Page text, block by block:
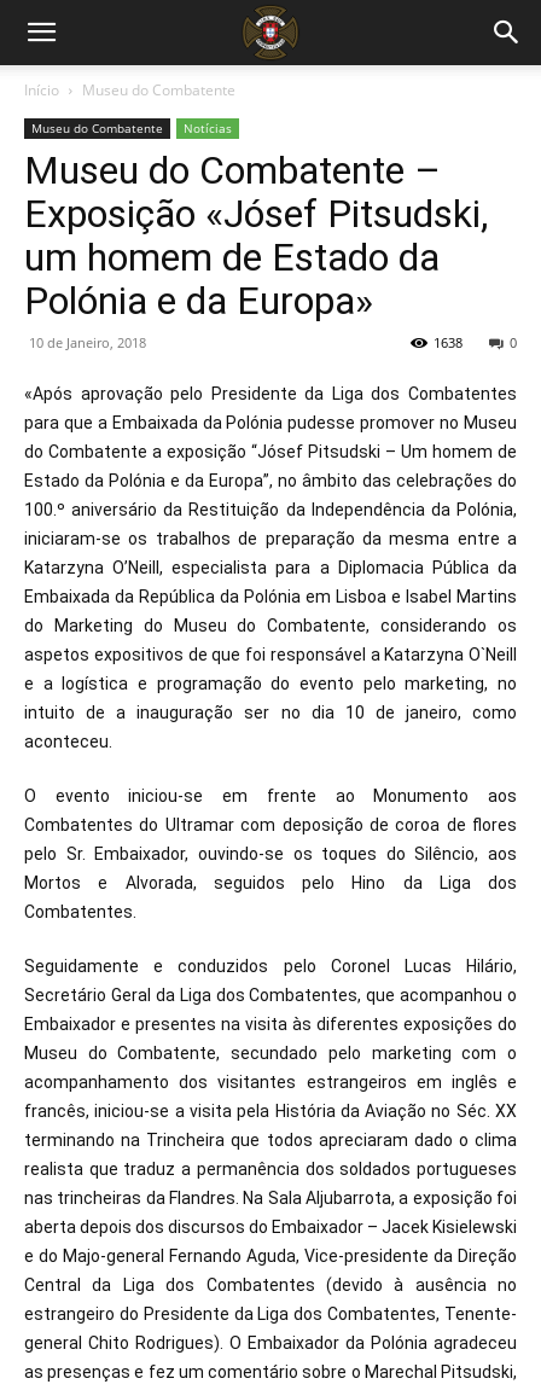
Início Museu do Combatente
Museu do Combatente Notícias
Museu do Combatente –
Exposição «Jósef Pitsudski,
um homem de Estado da
Polónia e da Europa»
10 de Janeiro, 2018 0
1638
«Após aprovação pelo Presidente da Liga dos Combatentes
para que a Embaixada da Polónia pudesse promover no Museu
do Combatente a exposição “Jósef Pitsudski – Um homem de
Estado da Polónia e da Europa”, no âmbito das celebrações do
100.º aniversário da Restituição da Independência da Polónia,
iniciaram-se os trabalhos de preparação da mesma entre a
Katarzyna O’Neill, especialista para a Diplomacia Pública da
Embaixada da República da Polónia em Lisboa e Isabel Martins
do Marketing do Museu do Combatente, considerando os
aspetos expositivos de que foi responsável a Katarzyna O`Neill
e a logística e programação do evento pelo marketing, no
intuito de a inauguração ser no dia 10 de janeiro, como
aconteceu.
O evento iniciou-se em frente ao Monumento aos
Combatentes do Ultramar com deposição de coroa de flores
pelo Sr. Embaixador, ouvindo-se os toques do Silêncio, aos
Mortos e Alvorada, seguidos pelo Hino da Liga dos
Combatentes.
Seguidamente e conduzidos pelo Coronel Lucas Hilário,
Secretário Geral da Liga dos Combatentes, que acompanhou o
Embaixador e presentes na visita às diferentes exposições do
Museu do Combatente, secundado pelo marketing com o
acompanhamento dos visitantes estrangeiros em inglês e
francês, iniciou-se a visita pela História da Aviação no Séc. XX
terminando na Trincheira que todos apreciaram dado o clima
realista que traduz a permanência dos soldados portugueses
nas trincheiras da Flandres. Na Sala Aljubarrota, a exposição foi
aberta depois dos discursos do Embaixador – Jacek Kisielewski
e do Majo-general Fernando Aguda, Vice-presidente da Direção
Central da Liga dos Combatentes (devido à ausência no
estrangeiro do Presidente da Liga dos Combatentes, Tenente-
general Chito Rodrigues). O Embaixador da Polónia agradeceu
as presenças e fez um comentário sobre o Marechal Pitsudski,